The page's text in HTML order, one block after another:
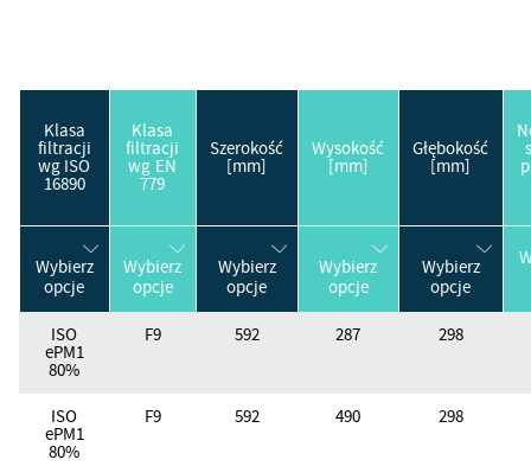
Klasa
filtracji
wg ISO
16890
Klasa
filtracji
wg EN
779
Szerokość
[mm]
Wysokość
[mm]
Głębokość
[mm]
Wybierz
opcje
Wybierz
opcje
Wybierz
opcje
Wybierz
opcje
Wybierz
opcje
ISO
ePM1
80%
F9 592 287 298
ISO
ePM1
80%
F9 592 490 298